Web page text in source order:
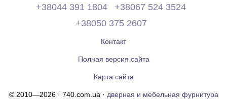
+38044 391 1804
+38067 524 3524
+38050 375 2607
Контакт
Полная версия сайта
Карта сайта
© 2010—2026 · 740.com.ua · дверная и мебельная фурнитура